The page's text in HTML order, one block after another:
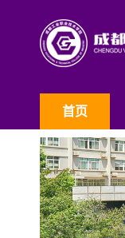
首页